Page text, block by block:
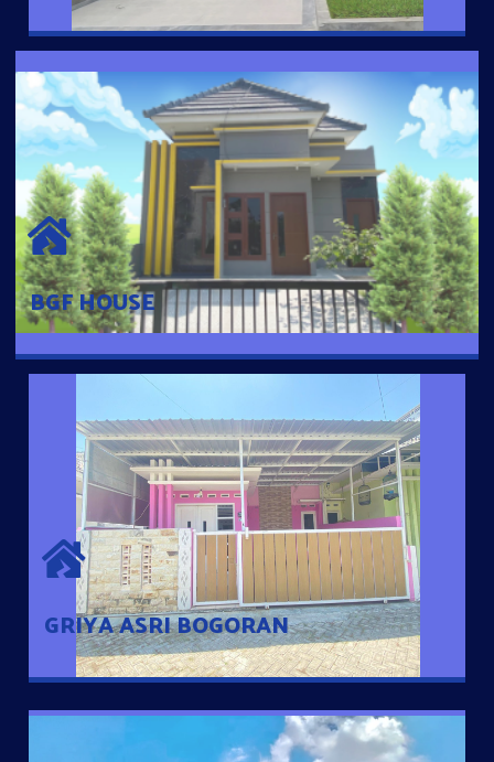
BGF HOUSE
BGF HOUSE
Hunian Mewah Pusat Kota dengan fasilitas Free Desain, Dapur,
Parkir Mobil dengan 3 Kamar Tidur dan 2 Kamar Mandi.
GRIYA ASRI BOGORAN
GRIYA ASRI BOGORAN
Desain Modern Minimalis dengan Konsep Rumah Pintar
Sehingga Memudahkan Penghuni mengakses rumahnya
dengan Ponsel